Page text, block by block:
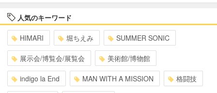
人気のキーワード
HIMARI 堀ちえみ SUMMER SONIC
展示会/博覧会/展覧会 美術館/博物館
indigo la End MAN WITH A MISSION 格闘技